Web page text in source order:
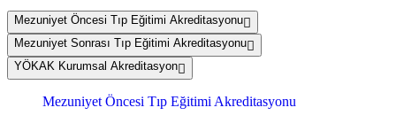
Mezuniyet Öncesi Tıp Eğitimi Akreditasyonu
Mezuniyet Sonrası Tıp Eğitimi Akreditasyonu
YÖKAK Kurumsal Akreditasyon
Mezuniyet Öncesi Tıp Eğitimi Akreditasyonu